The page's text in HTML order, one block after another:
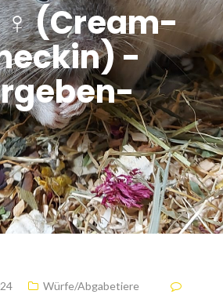
♀ (Cream-
-
Würfe/Abgabetiere